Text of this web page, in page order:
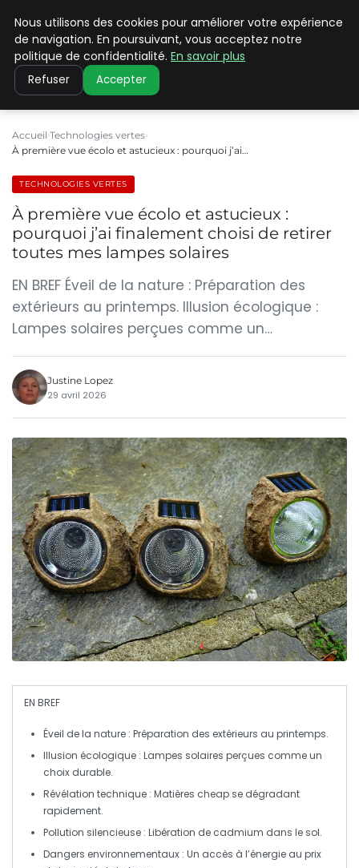
CLIMATE C ADVANCED
Accueil Technologies vertes
À première vue écolo et astucieux : pourquoi j’ai…
TECHNOLOGIES VERTES
À première vue écolo et astucieux :
pourquoi j’ai finalement choisi de retirer
toutes mes lampes solaires
EN BREF Éveil de la nature : Préparation des
extérieurs au printemps. Illusion écologique :
Lampes solaires perçues comme un…
Justine Lopez
29 avril 2026
EN BREF
Éveil de la nature : Préparation des extérieurs au printemps.
Illusion écologique : Lampes solaires perçues comme un
choix durable.
Révélation technique : Matières cheap se dégradant
rapidement.
Pollution silencieuse : Libération de cadmium dans le sol.
Dangers environnementaux : Un accès à l’énergie au prix
Nous utilisons des cookies pour améliorer votre expérience
de navigation. En poursuivant, vous acceptez notre
politique de confidentialité. En savoir plus
Refuser Accepter